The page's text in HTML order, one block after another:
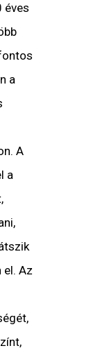
éves
a
A
a
el. Az